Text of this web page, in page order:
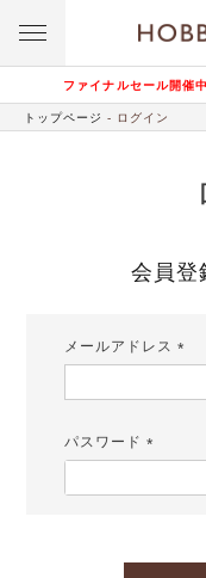
ファイナルセール開催
トップページ ログイン
会員登
メールアドレス
パスワード